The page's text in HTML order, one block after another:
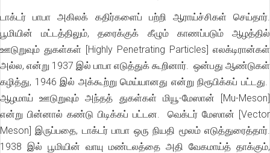
டாக்டர் பாபா அகிலக் கதிர்களைப் பற்றி ஆராய்ச்சிகள் செய்தார்.
பூமியின் மட்டத்திலும், தரைக்குக் கீழும் காணப்படும் ஆழத்தில்
ஊடுறுவும் துகள்கள் [Highly Penetrating Particles] எலக்டிரான்கள்
அல்ல, என்று 1937 இல் பாபா எடுத்துக் கூறினார். ஒன்பது ஆண்டுகள்
கழித்து, 1946 இல் அக்கூற்று மெய்யானது என்று நிரூபிக்கப் பட்டது.
ஆழமாய் ஊடுறுவும் அந்தத் துகள்கள் மியூ-மேஸான் [Mu-Meson]
என்று பின்னால் கண்டு பிடிக்கப் பட்டன. வெக்டர் மேஸான் [Vector
Meson] இருப்பதை, டாக்டர் பாபா ஒரு நியதி மூலம் எடுத்துரைத்தார்.
1938 இல் பூமியின் வாயு மண்டலத்தை அதி வேகமாய்த் தாக்கும்,